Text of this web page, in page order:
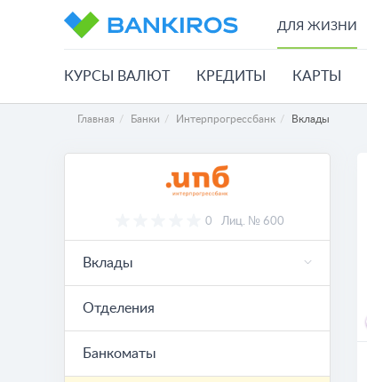
ДЛЯ ЖИЗНИ
КУРСЫ ВАЛЮТ КРЕДИТЫ КАРТЫ
Главная Банки Интерпрогрессбанк Вклады
0 Лиц. № 600
Вклады
Отделения
Банкоматы